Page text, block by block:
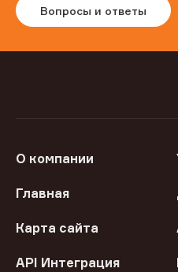
Вопросы и ответы
О компании
Главная
Карта сайта
API Интеграция